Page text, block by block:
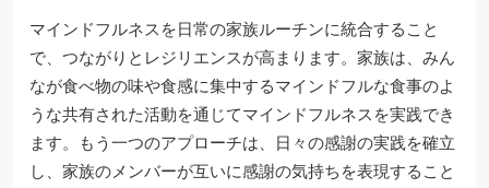
マインドフルネスを日常の家族ルーチンに統合すること
で、つながりとレジリエンスが高まります。家族は、みん
なが食べ物の味や食感に集中するマインドフルな食事のよ
うな共有された活動を通じてマインドフルネスを実践でき
ます。もう一つのアプローチは、日々の感謝の実践を確立
し、家族のメンバーが互いに感謝の気持ちを表現すること